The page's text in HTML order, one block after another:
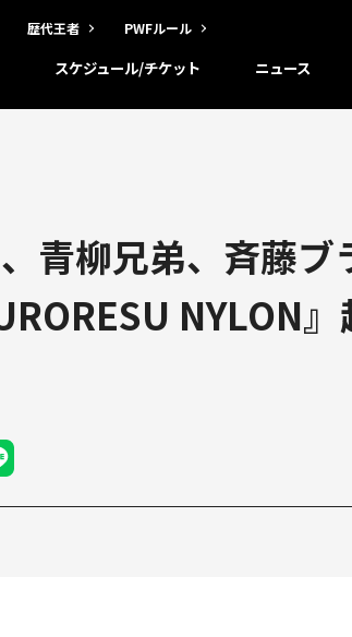
歴代王者 PWFルール
スケジュール/チケット ニュース
、青柳兄弟、斉藤
NYLON